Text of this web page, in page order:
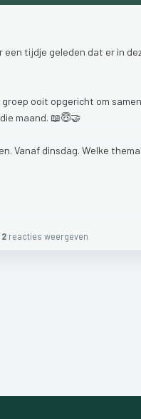
een tijdje geleden dat er in
groep ooit opgericht om samen
die maand. 📖😇🤝
Vanaf dinsdag. Welke
2 reacties weergeven